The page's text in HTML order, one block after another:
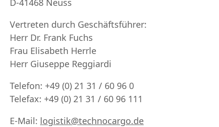
D-41468 Neuss
Vertreten durch Geschäftsführer:
Herr Dr. Frank Fuchs
Frau Elisabeth Herrle
Herr Giuseppe Reggiardi
Telefon: +49 (0) 21 31 / 60 96 0
Telefax: +49 (0) 21 31 / 60 96 111
E-Mail: logistik@technocargo.de